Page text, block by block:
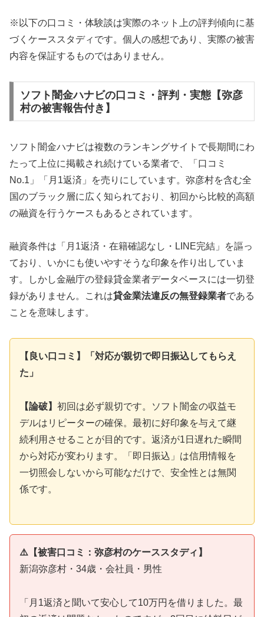
※以下の口コミ・体験談は実際のネット上の評判傾向に基
づくケーススタディです。個人の感想であり、実際の被害
内容を保証するものではありません。
ソフト闇金ハナビの口コミ・評判・実態【弥彦
村の被害報告付き】
ソフト闇金ハナビは複数のランキングサイトで長期間にわ
たって上位に掲載され続けている業者で、「口コミ
No.1」「月1返済」を売りにしています。弥彦村を含む全
国のブラック層に広く知られており、初回から比較的高額
の融資を行うケースもあるとされています。
融資条件は「月1返済・在籍確認なし・LINE完結」を謳っ
ており、いかにも使いやすそうな印象を作り出していま
す。しかし金融庁の登録貸金業者データベースには一切登
録がありません。これは貸金業法違反の無登録業者である
ことを意味します。
【良い口コミ】「対応が親切で即日振込してもらえ
た」
【論破】 初回は必ず親切です。ソフト闇金の収益モ
デルはリピーターの確保。最初に好印象を与えて継
続利用させることが目的です。返済が1日遅れた瞬間
から対応が変わります。「即日振込」は信用情報を
一切照会しないから可能なだけで、安全性とは無関
係です。
⚠️【被害口コミ：弥彦村のケーススタディ】
新潟弥彦村・34歳・会社員・男性
「月1返済と聞いて安心して10万円を借りました。最